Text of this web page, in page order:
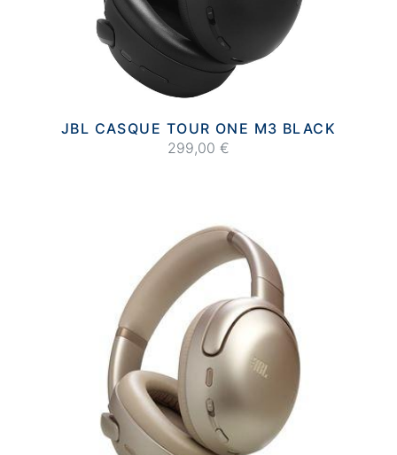
JBL CASQUE TOUR ONE M3 BLACK
299,00 €